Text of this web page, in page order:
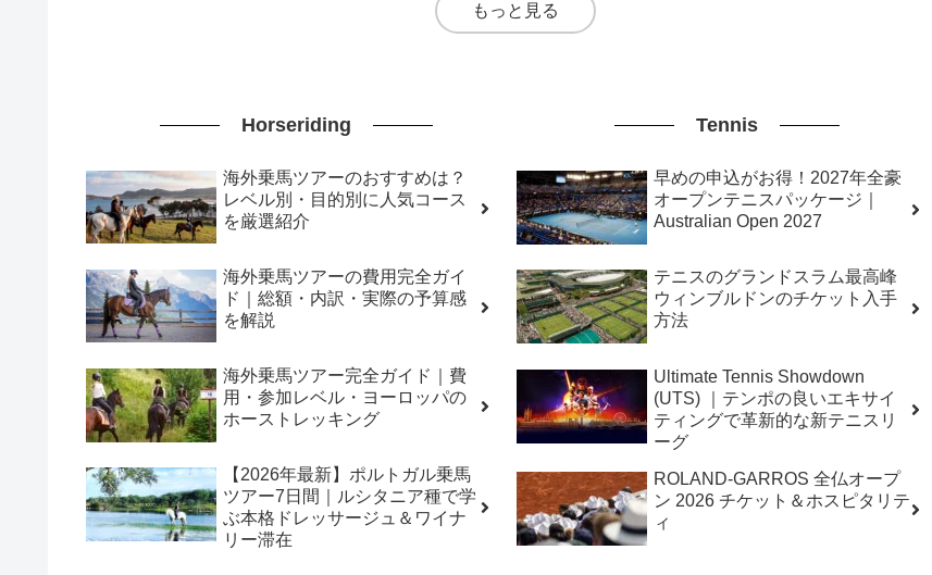
もっと見る
Horseriding
海外乗馬ツアーのおすすめは？
レベル別・目的別に人気コース
を厳選紹介
海外乗馬ツアーの費用完全ガイ
ド｜総額・内訳・実際の予算感
を解説
海外乗馬ツアー完全ガイド｜費
用・参加レベル・ヨーロッパの
ホーストレッキング
【2026年最新】ポルトガル乗馬
ツアー7日間｜ルシタニア種で学
ぶ本格ドレッサージュ＆ワイナ
リー滞在
Tennis
早めの申込がお得！2027年全豪
オープンテニスパッケージ｜
Australian Open 2027
テニスのグランドスラム最高峰
ウィンブルドンのチケット入手
方法
Ultimate Tennis Showdown
(UTS) ｜テンポの良いエキサイ
ティングで革新的な新テニスリ
ーグ
ROLAND-GARROS 全仏オープ
ン 2026 チケット＆ホスピタリテ
ィ